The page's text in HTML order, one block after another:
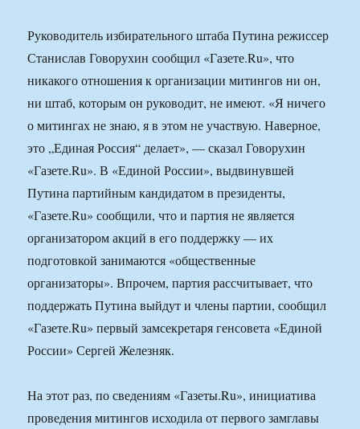
Руководитель избирательного штаба Путина режиссер
Станислав Говорухин сообщил «Газете.Ru», что
никакого отношения к организации митингов ни он,
ни штаб, которым он руководит, не имеют. «Я ничего
о митингах не знаю, я в этом не участвую. Наверное,
это „Единая Россия“ делает», — сказал Говорухин
«Газете.Ru». В «Единой России», выдвинувшей
Путина партийным кандидатом в президенты,
«Газете.Ru» сообщили, что и партия не является
организатором акций в его поддержку — их
подготовкой занимаются «общественные
организаторы». Впрочем, партия рассчитывает, что
поддержать Путина выйдут и члены партии, сообщил
«Газете.Ru» первый замсекретаря генсовета «Единой
России» Сергей Железняк.
На этот раз, по сведениям «Газеты.Ru», инициатива
проведения митингов исходила от первого замглавы